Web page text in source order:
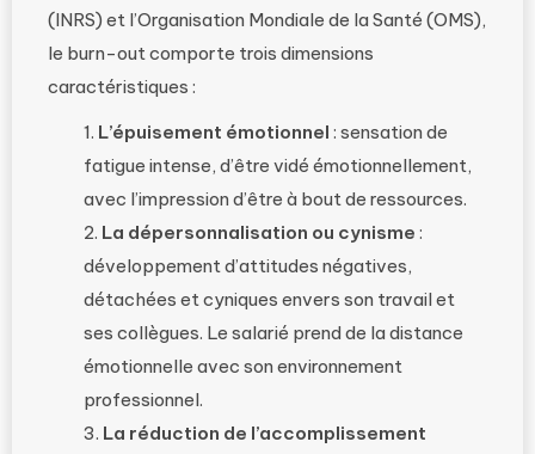
(INRS) et l’Organisation Mondiale de la Santé (OMS),
le burn-out comporte trois dimensions
caractéristiques :
L’épuisement émotionnel : sensation de
fatigue intense, d’être vidé émotionnellement,
avec l’impression d’être à bout de ressources.
La dépersonnalisation ou cynisme :
développement d’attitudes négatives,
détachées et cyniques envers son travail et
ses collègues. Le salarié prend de la distance
émotionnelle avec son environnement
professionnel.
La réduction de l’accomplissement